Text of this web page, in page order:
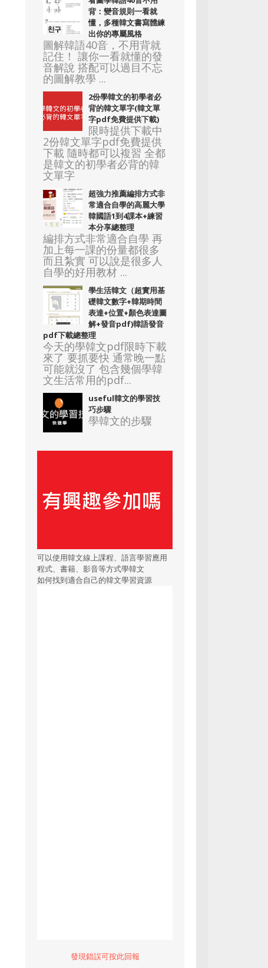
背：變音規則一看就
懂，多種韓文書寫體練
出你的專屬風格
圖解韓語40音，不用背就
記住！ 讓你一看就懂的發
音解說 搭配可以過目不忘
的圖解教學 ...
2份學韓文的初學者必
背的韓文單字(韓文單
字pdf免費提供下載)
限時提供下載中
2份韓文單字pdf免費提供
下載 隨時都可以複習 全都
是韓文的初學者必背的韓
文單字
超強力推薦編排方式非
常適合自學的高麗大學
韓國語1到4課本+練習
本分享總整理
編排方式非常適合自學 再
加上每一課的份量都很多
而且紮實 可以說是很多人
自學的好用教材 ...
學生活韓文（超實用基
礎韓文數字+韓期時間
表達+位置+顏色表達圖
解+發音pdf)韓語發音
pdf下載總整理
今天的學韓文pdf限時下載
來了 要抓要快 通常晚一點
可能就沒了 包含幾個學韓
文生活常用的pdf...
useful韓文的學習技
巧步驟
學韓文的步驟
可以使用韓文線上課程、語言學習應用
程式、書籍、影音等方式學韓文
如何找到適合自己的韓文學習資源
發現錯誤可按此回報